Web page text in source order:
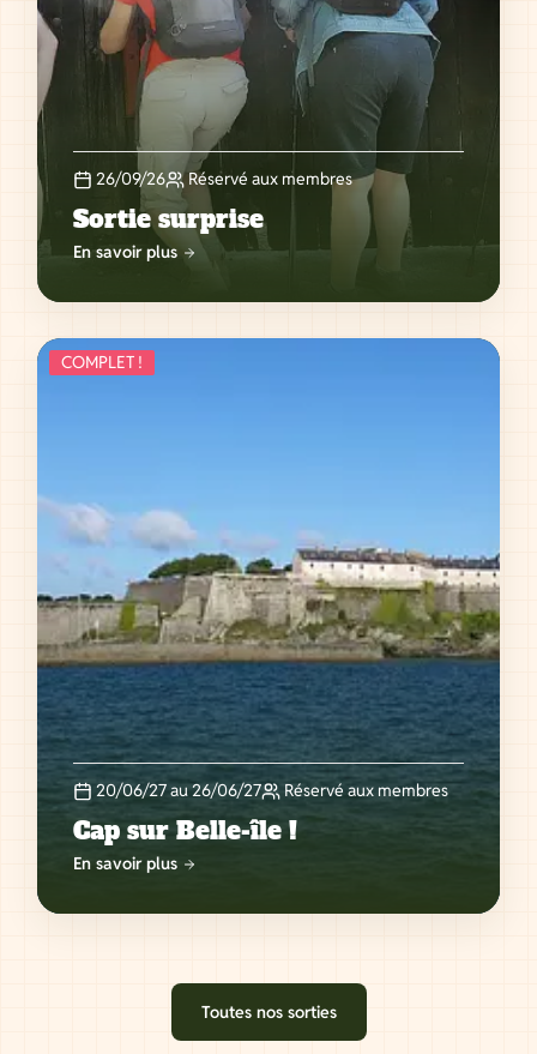
26/09/26 Réservé aux membres
Sortie surprise
En savoir plus
COMPLET !
20/06/27 au 26/06/27 Réservé aux membres
Cap sur Belle-île !
En savoir plus
Toutes nos sorties